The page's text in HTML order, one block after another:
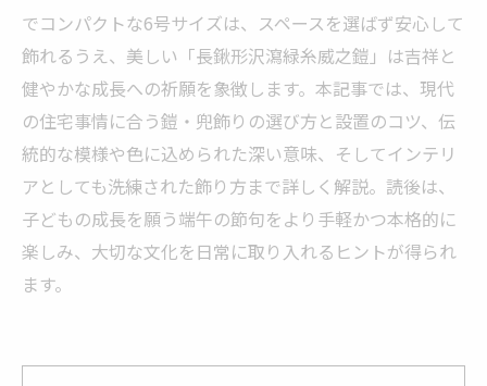
でコンパクトな6号サイズは、スペースを選ばず安心して
飾れるうえ、美しい「長鍬形沢瀉緑糸威之鎧」は吉祥と
健やかな成長への祈願を象徴します。本記事では、現代
の住宅事情に合う鎧・兜飾りの選び方と設置のコツ、伝
統的な模様や色に込められた深い意味、そしてインテリ
アとしても洗練された飾り方まで詳しく解説。読後は、
子どもの成長を願う端午の節句をより手軽かつ本格的に
楽しみ、大切な文化を日常に取り入れるヒントが得られ
ます。